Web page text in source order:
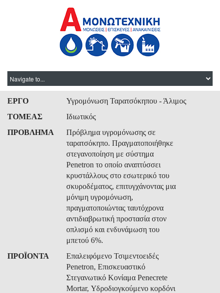
ΕΡΓΟ
Υγρομόνωση Ταρατσόκηπου - Άλιμος
ΤΟΜΕΑΣ
Ιδιωτικός
ΠΡΟΒΛΗΜΑ
Πρόβλημα υγρομόνωσης σε
ταρατσόκηπο. Πραγματοποιήθηκε
στεγανοποίηση με σύστημα
Penetron το οποίο αναπτύσσει
κρυστάλλους στο εσωτερικό του
σκυροδέματος, επιτυγχάνοντας μια
μόνιμη υγρομόνωση,
πραγματοποιώντας ταυτόχρονα
αντιδιαβρωτική προστασία στον
οπλισμό και ενδυνάμωση του
μπετού 6%.
ΠΡΟΪΟΝΤΑ
Επαλειφόμενο Τσιμεντοειδές
Penetron, Επισκευαστικό
Στεγανωτικό Κονίαμα Penecrete
Mortar, Υδροδιογκούμενο κορδόνι